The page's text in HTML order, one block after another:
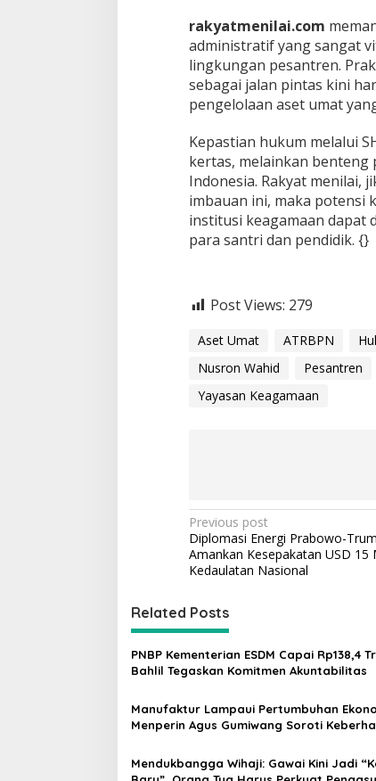
rakyatmenilai.com
administratif yang sangat
lingkungan pesantren.
sebagai jalan pintas kini
pengelolaan aset umat
​Kepastian hukum melalui
kertas, melainkan benteng
Indonesia. Rakyat menilai,
imbauan ini, maka potensi
institusi keagamaan dapat
para santri dan pendidik. {}
Post Views: 279
Aset Umat ATRBPN
Nusron Wahid
Pesantren
Yayasan Keagamaan
P
o
s
t
n
a
v
i
g
Previous post
Diplomasi Energi Prabowo-
Amankan Kesepakatan USD 15
Kedaulatan Nasional
Related Posts
PNBP Kementerian ESDM Capai Rp138,4
Bahlil Tegaskan Komitmen Akuntabilitas
Manufaktur Lampaui Pertumbuhan
Menperin Agus Gumiwang Soroti
Mendukbangga Wihaji: Gawai Kini Jadi